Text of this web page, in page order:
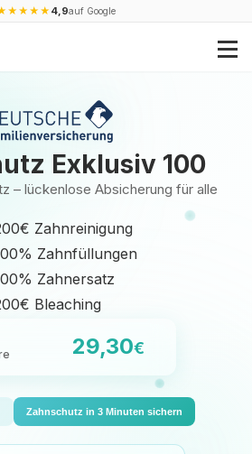
★ ★ ★ ★ 4,9auf Google
Exklusiv 100
– lückenlose Absicherung für alle
Zahnreinigung
Zahnfüllungen
Zahnersatz
Bleaching
29,30€
Zahnschutz in 3 Minuten sichern